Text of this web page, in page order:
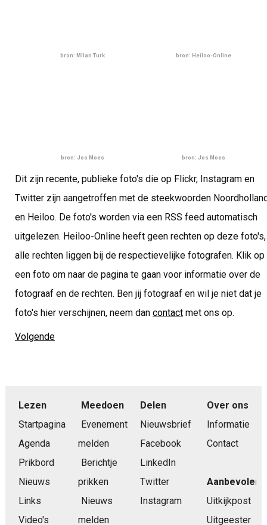
bron: Milan Turk bron: Heiloo-Online
bron: Jos Moes bron: Jos Moes
Dit zijn recente, publieke foto's die op Flickr, Instagram en
Twitter zijn aangetroffen met de steekwoorden
en Heiloo. De foto's worden via een RSS feed automatisch
uitgelezen. Heiloo-Online heeft geen rechten op deze foto's,
alle rechten liggen bij de respectievelijke fotografen. Klik op
een foto om naar de pagina te gaan voor informatie over de
fotograaf en de rechten. Ben jij fotograaf en wil je niet dat je
foto's hier verschijnen, neem dan contactmet ons op.
Volgende
Lezen
Startpagina
Agenda
Prikbord
Nieuws
Links
Video's
Meedoen
Evenement
melden
Berichtje
prikken
Nieuws
melden
Delen
Nieuwsbrief
Facebook
LinkedIn
Twitter
Instagram
Over ons
Informatie
Contact
Aanbevolen
Uitkijkpost
Uitgeester